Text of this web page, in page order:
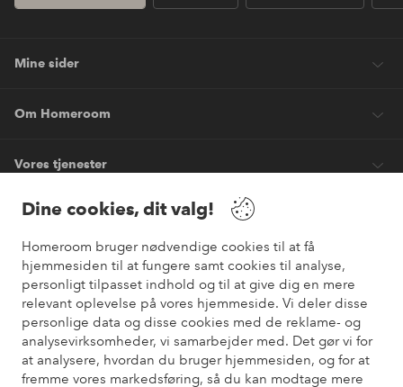
Dine cookies, dit valg!
Homeroom bruger nødvendige cookies til at få
hjemmesiden til at fungere samt cookies til analyse,
personligt tilpasset indhold og til at give dig en mere
relevant oplevelse på vores hjemmeside. Vi deler disse
personlige data og disse cookies med de reklame- og
analysevirksomheder, vi samarbejder med. Det gør vi for
at analysere, hvordan du bruger hjemmesiden, og for at
fremme vores markedsføring, så du kan modtage mere
Mine sider
Om Homeroom
Vores tjenester
Vilkår
Venner
Sikre betalinger
Vil du vide mere om vores betalingsmuligheder ?